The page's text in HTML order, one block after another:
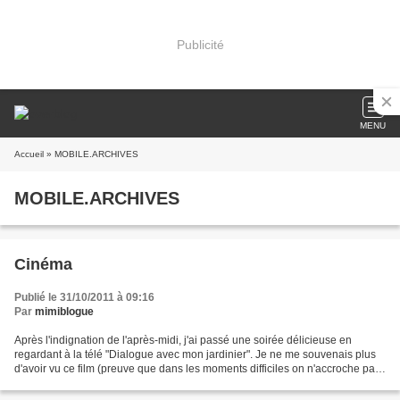
Publicité
MENU
Accueil » MOBILE.ARCHIVES
MOBILE.ARCHIVES
Cinéma
Publié le 31/10/2011 à 09:16
Par mimiblogue
Après l'indignation de l'après-midi, j'ai passé une soirée délicieuse en
regardant à la télé "Dialogue avec mon jardinier". Je ne me souvenais plus
d'avoir vu ce film (preuve que dans les moments difficiles on n'accroche pas